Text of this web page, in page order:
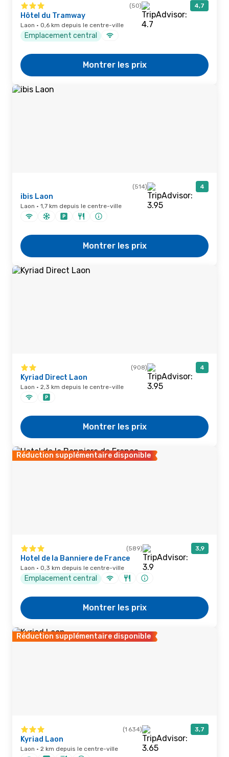
(50) 4,7
Hôtel du Tramway
Laon · 0,6 km depuis le centre-ville
Emplacement central
Montrer les prix
(514) 4
ibis Laon
Laon · 1,7 km depuis le centre-ville
Montrer les prix
(908) 4
Kyriad Direct Laon
Laon · 2,3 km depuis le centre-ville
Montrer les prix
Réduction supplémentaire disponible
(589) 3,9
Hotel de la Banniere de France
Laon · 0,3 km depuis le centre-ville
Emplacement central
Montrer les prix
Réduction supplémentaire disponible
(1 634) 3,7
Kyriad Laon
Laon · 2 km depuis le centre-ville